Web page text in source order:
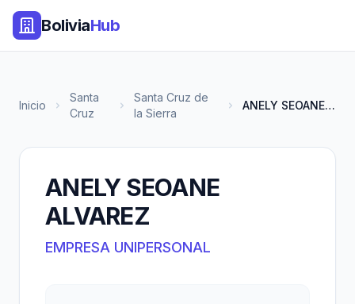
BoliviaHub
Inicio
Santa
Cruz
Santa Cruz de
la Sierra
ANELY SEOANE ALVAREZ
ANELY SEOANE
ALVAREZ
EMPRESA UNIPERSONAL